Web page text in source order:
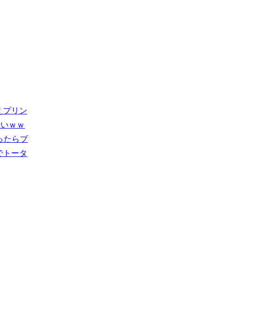
プリン
ｗｗ
たらブ
トータ